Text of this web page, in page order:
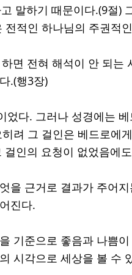
말하기 때문이다.(9절)
적인 하나님의 주권적
면 전혀 해석이 안 되는
.(행3장)
었다. 그러나 성경에는
려 그 걸인은 베드로에
인의 요청이 없었음에
을 근거로 결과가 주어
진다.
기준으로 좋음과 나쁨
시각으로 세상을 볼 수